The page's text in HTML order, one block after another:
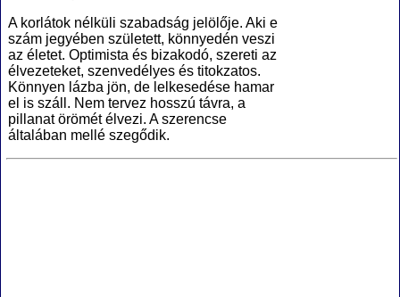
A korlátok nélküli szabadság jelölője. Aki e
szám jegyében született, könnyedén veszi
az életet. Optimista és bizakodó, szereti az
élvezeteket, szenvedélyes és titokzatos.
Könnyen lázba jön, de lelkesedése hamar
el is száll. Nem tervez hosszú távra, a
pillanat örömét élvezi. A szerencse
általában mellé szegődik.